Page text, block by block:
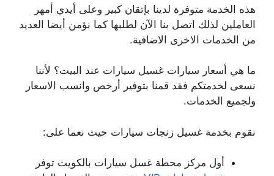
هذه الخدمة متوفرة لدينا بإتقان كبير وعلى أيدي أمهر
العاملين لذلك اتصل بنا الآن لطلبها كما نؤمن أيضا العديد
من الخدمات الاخرى الاضافية.
ما هي أسعار سيارات غسيل سيارات عند البيت؟ لأننا
نسعى لخدمتكم فقد قمنا بتوفير أرخص وانسب الاسعار
ولجميع الخدمات.
نقوم بخدمة غسيل زنجات سيارات حيث نعما على:
أول مركز محطة غسل سيارات بالكويت توفر